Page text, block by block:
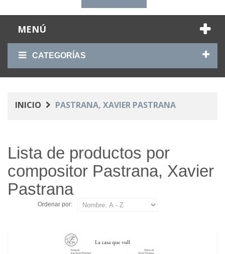
MENÚ
CATEGORÍAS
INICIO PASTRANA, XAVIER PASTRANA
Lista de productos por
compositor Pastrana, Xavier
Pastrana
Ordenar por: